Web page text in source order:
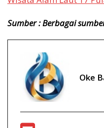
Sumber : Berbagai
Oke